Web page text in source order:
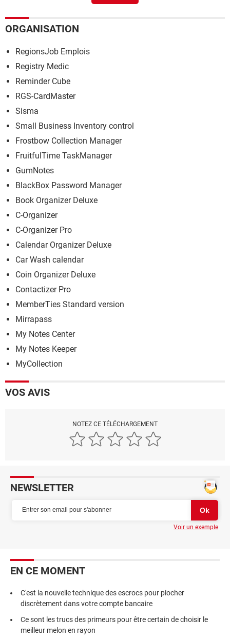
ORGANISATION
RegionsJob Emplois
Registry Medic
Reminder Cube
RGS-CardMaster
Sisma
Small Business Inventory control
Frostbow Collection Manager
FruitfulTime TaskManager
GumNotes
BlackBox Password Manager
Book Organizer Deluxe
C-Organizer
C-Organizer Pro
Calendar Organizer Deluxe
Car Wash calendar
Coin Organizer Deluxe
Contactizer Pro
MemberTies Standard version
Mirrapass
My Notes Center
My Notes Keeper
MyCollection
VOS AVIS
NOTEZ CE TÉLÉCHARGEMENT
NEWSLETTER
Voir un exemple
EN CE MOMENT
C'est la nouvelle technique des escrocs pour piocher
discrètement dans votre compte bancaire
Ce sont les trucs des primeurs pour être certain de choisir le
meilleur melon en rayon